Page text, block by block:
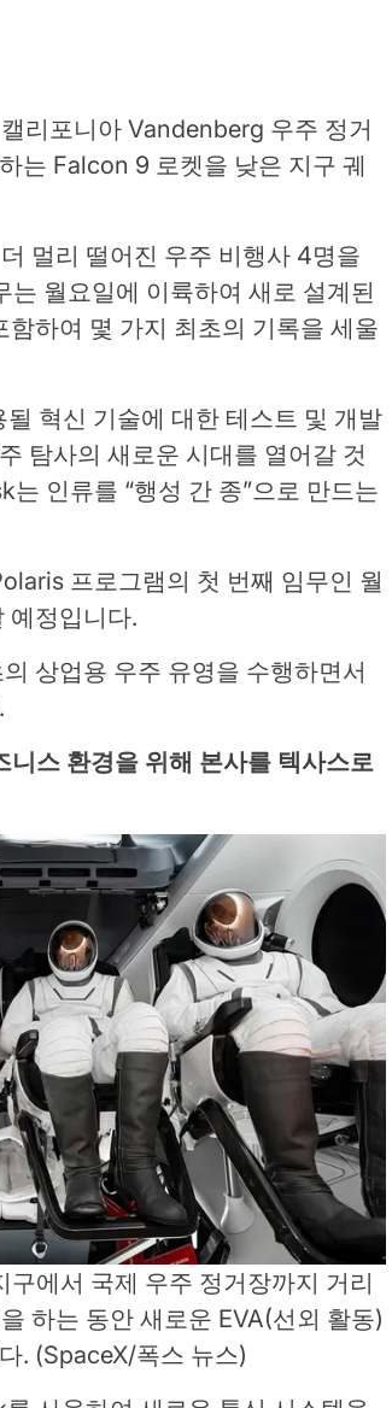
리포니아 Vandenberg 우주 정거
는 Falcon 9 로켓을 낮은 지구 궤
멀리 떨어진 우주 비행사 4명을
월요일에 이륙하여 새로 설계된
하여 몇 가지 최초의 기록을 세울
혁신 기술에 대한 테스트 및 개발
탐사의 새로운 시대를 열어갈 것
인류를 “행성 간 종”으로 만드는
프로그램의 첫 번째 임무인 월
예정입니다.
상업용 우주 유영을 수행하면서
스 환경을 위해 본사를 텍사스로
에서 국제 우주 정거장까지 거리
하는 동안 새로운 EVA(선외 활동)
. (SpaceX/폭스 뉴스)